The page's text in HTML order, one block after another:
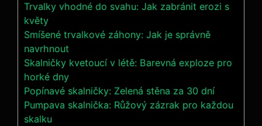
Trvalky vhodné do svahu: Jak zabránit erozi s
květy
Smíšené trvalkové záhony: Jak je správně
navrhnout
Skalničky kvetoucí v létě: Barevná exploze pro
horké dny
Popínavé skalničky: Zelená stěna za 30 dní
Pumpava skalnička: Růžový zázrak pro každou
skalku